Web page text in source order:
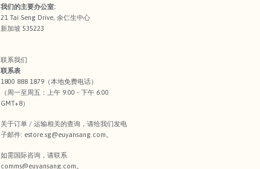
我们的主要办公室:
21 Tai Seng Drive, 余仁生中心
新加坡 535223
联系我们
联系表
1800 888 1879（本地免费电话）
（周一至周五：上午 9:00 - 下午 6:00
GMT+8）
关于订单 / 运输相关的查询，请给我们发电
子邮件: estore.sg@euyansang.com
如需国际咨询，请联系
comms@euyansang.com